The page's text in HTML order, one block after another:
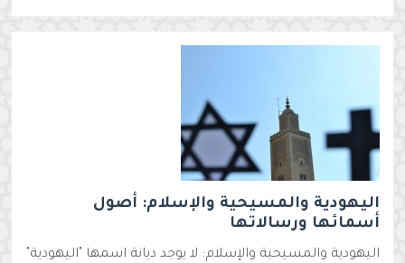
اليهودية والمسيحية والإسلام: أصول
أسمائها ورسالاتها
اليهودية والمسيحية والإسلام: لا يوجد ديانة اسمها "اليهودية"